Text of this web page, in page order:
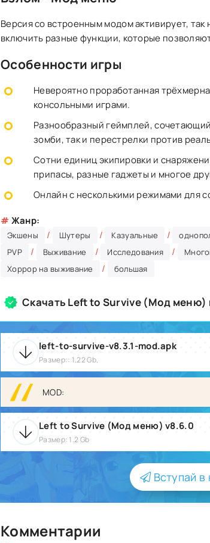
Версия со встроенным модом активирует,
включить разные функции, которые
Особенности игры
Невероятно проработанная
консольными играми.
Разнообразный геймплей,
зомби, так и перестрелки против
Сотни единиц экипировки и
припасы, разные гаджеты и многое
Онлайн с несколькими режимами для
# Жанр:
Экшены / Шутеры / Казуальные /
PVP / Выживание / Исследования /
Хоррор на выживание / большая
Скачать Left to Survive (Мод меню)
left-to-survive-v8.3.1-mod.apk
Размер:: 1.22 Gb,
MOD:
Left to Survive (Мод меню) v8.6.0
Размер: 1.2 Gb
Вступай в
Комментарии